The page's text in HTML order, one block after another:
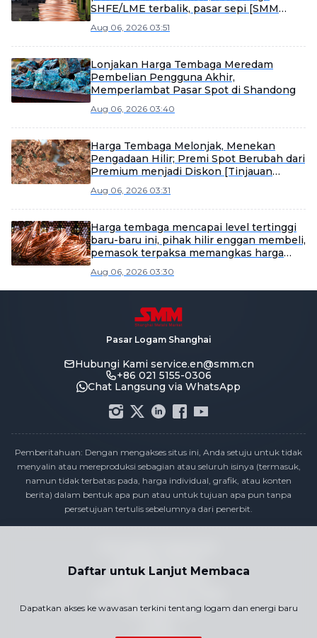
SHFE/LME terbalik, pasar sepi [SMM
Aug 06, 2026 03:51
Lonjakan Harga Tembaga Meredam
Pembelian Pengguna Akhir,
Memperlambat Pasar Spot di Shandong
Aug 06, 2026 03:40
Harga Tembaga Melonjak, Menekan
Pengadaan Hilir; Premi Spot Berubah dari
Premium menjadi Diskon [Tinjauan
Shandong SMM]
Aug 06, 2026 03:31
Harga tembaga mencapai level tertinggi
baru-baru ini, pihak hilir enggan membeli,
pemasok terpaksa memangkas harga
Copper]
Aug 06, 2026 03:30
Daftar untuk Lanjut Membaca
Dapatkan akses ke wawasan terkini tentang logam dan energi baru
Pasar Logam Shanghai
Hubungi Kami service.en@smm.cn
+86 021 5155-0306
Chat Langsung via WhatsApp
Pemberitahuan: Dengan mengakses situs ini, Anda setuju untuk tidak
menyalin atau mereproduksi sebagian atau seluruh isinya (termasuk,
namun tidak terbatas pada, harga individual, grafik, atau konten
berita) dalam bentuk apa pun atau untuk tujuan apa pun tanpa
persetujuan tertulis sebelumnya dari penerbit.
Kebijakan Privasi
Syarat & Ketentuan
Hubungi Kami